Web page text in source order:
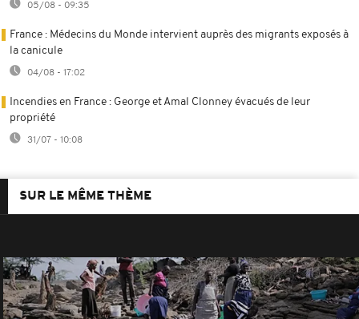
05/08 - 09:35
France : Médecins du Monde intervient auprès des migrants exposés à
la canicule
04/08 - 17:02
Incendies en France : George et Amal Clonney évacués de leur
propriété
31/07 - 10:08
SUR LE MÊME THÈME